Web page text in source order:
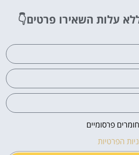
עלות השאירו פרטים👇
פרסומיים
הפרטיות